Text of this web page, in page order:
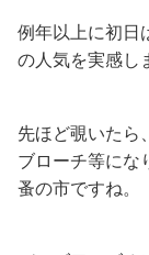
例年以上に初日
の人気を実感し
先ほど覗いたら
ブローチ等にな
蚤の市ですね。